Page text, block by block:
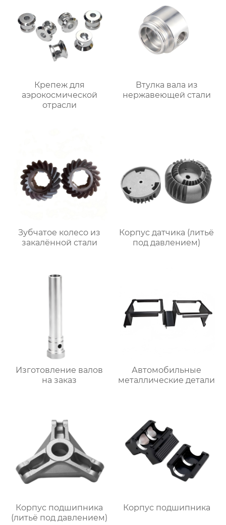
Крепеж для
аэрокосмической
отрасли
Втулка вала из
нержавеющей стали
Зубчатое колесо из
закалённой стали
Корпус датчика (литьё
под давлением)
Изготовление валов
на заказ
Автомобильные
металлические детали
Корпус подшипника
(литьё под давлением)
Корпус подшипника